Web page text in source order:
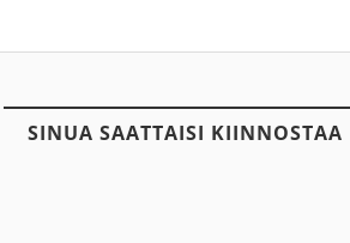
SINUA SAATTAISI KIINNOSTAA